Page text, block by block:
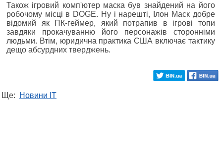
Також ігровий комп'ютер маска був знайдений на його
робочому місці в DOGE. Ну і нарешті, Ілон Маск добре
відомий як ПК-геймер, який потрапив в ігрові топи
завдяки прокачуванню його персонажів сторонніми
людьми. Втім, юридична практика США включає тактику
дещо абсурдних тверджень.
Ще: Новини IT